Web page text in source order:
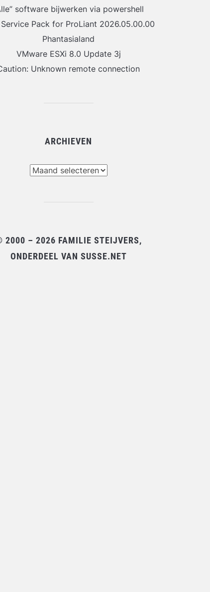
software bijwerken via powershell
Service Pack for ProLiant 2026.05.00.00
Phantasialand
VMware ESXi 8.0 Update 3j
Unknown remote connection
ARCHIEVEN
2000 – 2026 FAMILIE STEIJVERS,
ONDERDEEL VAN SUSSE.NET